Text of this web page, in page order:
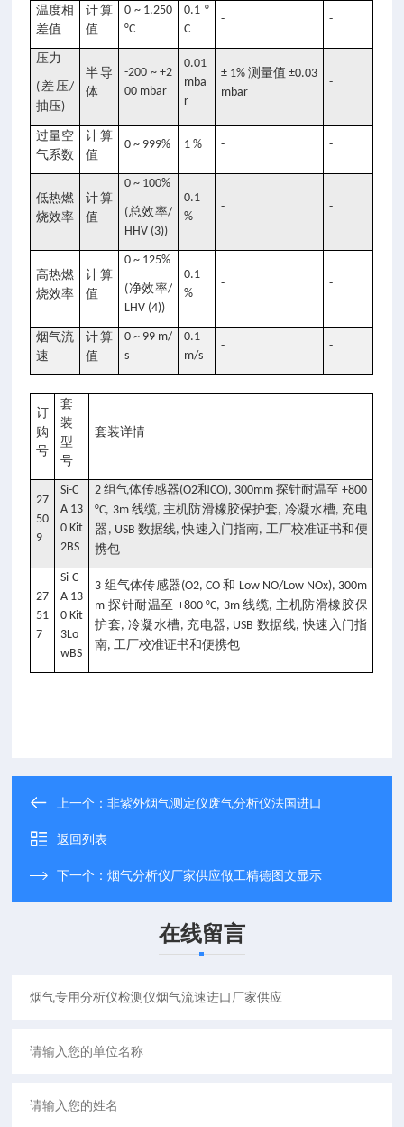
温度相
差值
计算
值
0 ~ 1,250
°C
0.1 °
C
- -
压力
( 差压/
抽压)
半导
体
-200 ~ +2
00 mbar
0.01
mba
r
± 1%测量值 ±0.03
mbar
-
过量空
气系数
计算
值
0 ~ 999% 1 % - -
低热燃
烧效率
计算
值
0 ~ 100%
(总效率/
HHV (3))
0.1
%
- -
高热燃
烧效率
计算
值
0 ~ 125%
(净效率/
LHV (4))
0.1
%
- -
烟气流
速
计算
值
0 ~ 99 m/
s
0.1
m/s
- -
订
购
号
套
装
型
号
套装详情
27
50
9
Si-C
A 13
0 Kit
2BS
2组气体传感器(O2和CO), 300mm探针耐温至 +800
°C, 3m 线缆,主机防滑橡胶保护套, 冷凝水槽, 充电
器 , USB 数据线,快速入门指南, 工厂校准证书和便
携包
27
51
7
Si-C
A 13
0 Kit
3Lo
wBS
3 组气体传感器(O2, CO和 Low NO/Low NOx), 300m
m探针耐温至 +800 °C, 3m线缆,主机防滑橡胶保
护套, 冷凝水槽, 充电器 , USB 数据线,快速入门指
南,工厂校准证书和便携包
上一个：非紫外烟气测定仪废气分析仪法国进口
返回列表
下一个：烟气分析仪厂家供应做工精德图文显示
在线留言